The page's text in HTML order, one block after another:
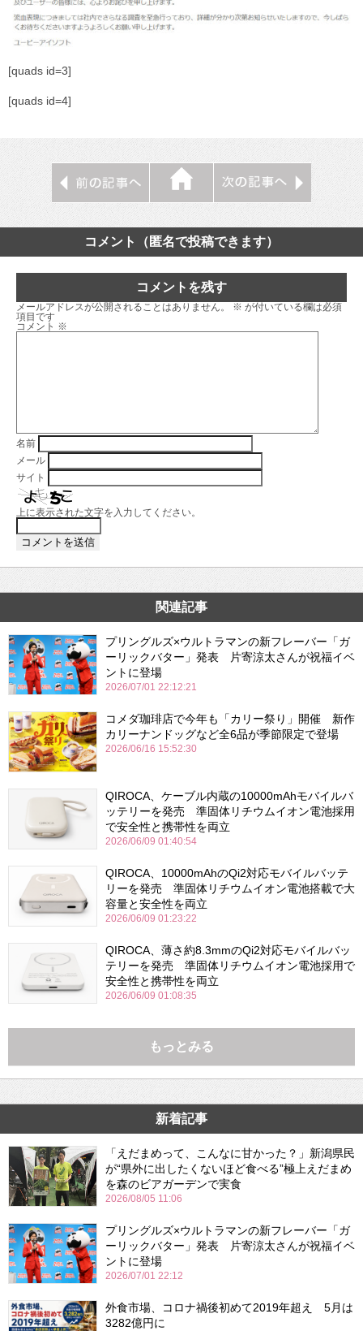
[quads id=3]
[quads id=4]
コメント（匿名で投稿できます）
コメントを残す
メールアドレスが公開されることはありません。 ※ が付いている欄は必須
項目です
コメント ※
名前
メール
サイト
上に表示された文字を入力してください。
関連記事
プリングルズ×ウルトラマンの新フレーバー「ガ
ーリックバター」発表 片寄涼太さんが祝福イベ
ントに登場
2026/07/01 22:12:21
コメダ珈琲店で今年も「カリー祭り」開催 新作
カリーナンドッグなど全6品が季節限定で登場
2026/06/16 15:52:30
QIROCA、ケーブル内蔵の10000mAhモバイルバ
ッテリーを発売 準固体リチウムイオン電池採用
で安全性と携帯性を両立
2026/06/09 01:40:54
QIROCA、10000mAhのQi2対応モバイルバッテ
リーを発売 準固体リチウムイオン電池搭載で大
容量と安全性を両立
2026/06/09 01:23:22
QIROCA、薄さ約8.3mmのQi2対応モバイルバッ
テリーを発売 準固体リチウムイオン電池採用で
安全性と携帯性を両立
2026/06/09 01:08:35
もっとみる
新着記事
「えだまめって、こんなに甘かった？」新潟県民
が“県外に出したくないほど食べる”極上えだまめ
を森のビアガーデンで実食
2026/08/05 11:06
プリングルズ×ウルトラマンの新フレーバー「ガ
ーリックバター」発表 片寄涼太さんが祝福イベ
ントに登場
2026/07/01 22:12
外食市場、コロナ禍後初めて2019年超え 5月は
3282億円に